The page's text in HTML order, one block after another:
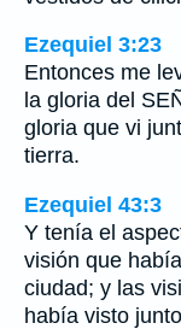
Ezequiel 3:23
Entonces me
la gloria del
gloria que vi
tierra.
Ezequiel 43:3
Y tenía el
visión que
ciudad; y las
había visto